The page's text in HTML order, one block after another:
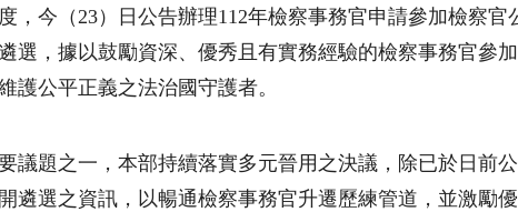
，今（23）日公告辦理112年檢察事務官申請參加檢察官
選，據以鼓勵資深、優秀且有實務經驗的檢察事務官參
護公平正義之法治國守護者。
議題之一，本部持續落實多元晉用之決議，除已於日前
遴選之資訊，以暢通檢察事務官升遷歷練管道，並激勵